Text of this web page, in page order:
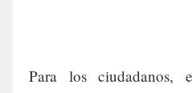
Para los ciudadanos,